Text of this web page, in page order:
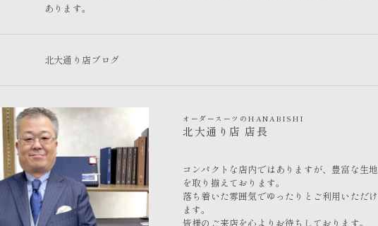
あります。
北大通り店ブログ
オーダースーツのHANABISHI
北大通り店 店長
コンパクトな店内ではありますが、豊富な生地
を取り揃えております。
落ち着いた雰囲気でゆったりとご利用いただけ
ます。
皆様のご来店を心よりお待ちしております。